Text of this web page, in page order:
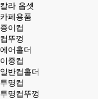
칼라 옵셋
카페용품
종이컵
컵뚜껑
에어홀더
이중컵
일반컵홀더
투명컵
투명컵뚜껑